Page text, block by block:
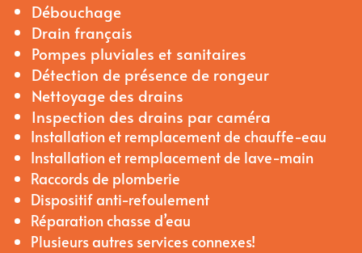
Débouchage
Drain français
Pompes pluviales et sanitaires
Détection de présence de rongeur
Nettoyage des drains
Inspection des drains par caméra
Installation et remplacement de chauffe-eau
Installation et remplacement de lave-main
Raccords de plomberie
Dispositif anti-refoulement
Réparation chasse d’eau
Plusieurs autres services connexes!